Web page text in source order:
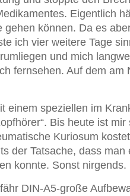
Eigentlich
gehen können. Da es
ich vier weitere Tage
und mich
fernsehen. Auf dem am
einem speziellen im
Bis heute ist
Kuriosum
der Tatsache, dass man
konnte. Sonst nirgends.
DIN-A5-große